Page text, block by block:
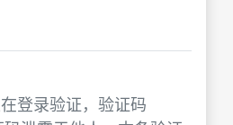
登录验证，验证码